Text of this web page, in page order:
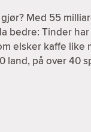
Med 55
bedre: Tinder har
elsker kaffe like
land, på over 40